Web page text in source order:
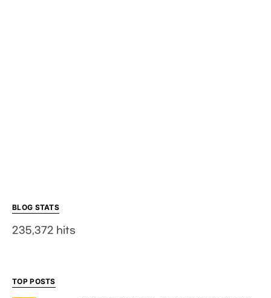
BLOG STATS
235,372 hits
TOP POSTS